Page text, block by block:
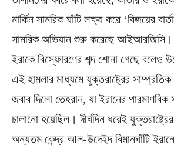
মার্কিন সামরিক ঘাঁটি লক্ষ্য করে ‘বিজয়ের
সামরিক অভিযান শুরু করেছে
ইরাকে বিস্ফোরণের শব্দ শোনা গেছে বলেও
এই হামলার মাধ্যমে যুক্তরাষ্ট্রের সাম্প্রতিক
জবাব দিলো তেহরান, যা ইরানের
চালানো হয়েছিল। দীর্ঘদিন ধরেই যুক্তরাষ্ট্রের
অন্যতম কেন্দ্র আল-উদেইদ বিমানঘাঁটি